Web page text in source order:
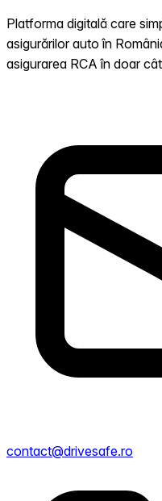
Platforma digitală care
asigurărilor auto în
asigurarea RCA în doar
contact@drivesafe.ro